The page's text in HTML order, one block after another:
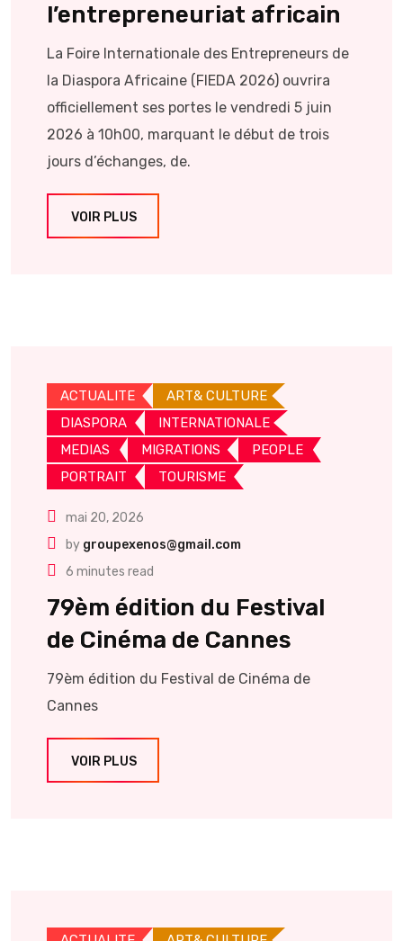
l’entrepreneuriat africain
La Foire Internationale des Entrepreneurs de
la Diaspora Africaine (FIEDA 2026) ouvrira
officiellement ses portes le vendredi 5 juin
2026 à 10h00, marquant le début de trois
jours d’échanges, de.
VOIR PLUS
ACTUALITE
ART& CULTURE
DIASPORA
INTERNATIONALE
MEDIAS
MIGRATIONS
PEOPLE
PORTRAIT
TOURISME
mai 20, 2026
by groupexenos@gmail.com
6 minutes read
79èm édition du Festival
de Cinéma de Cannes
79èm édition du Festival de Cinéma de
Cannes
VOIR PLUS